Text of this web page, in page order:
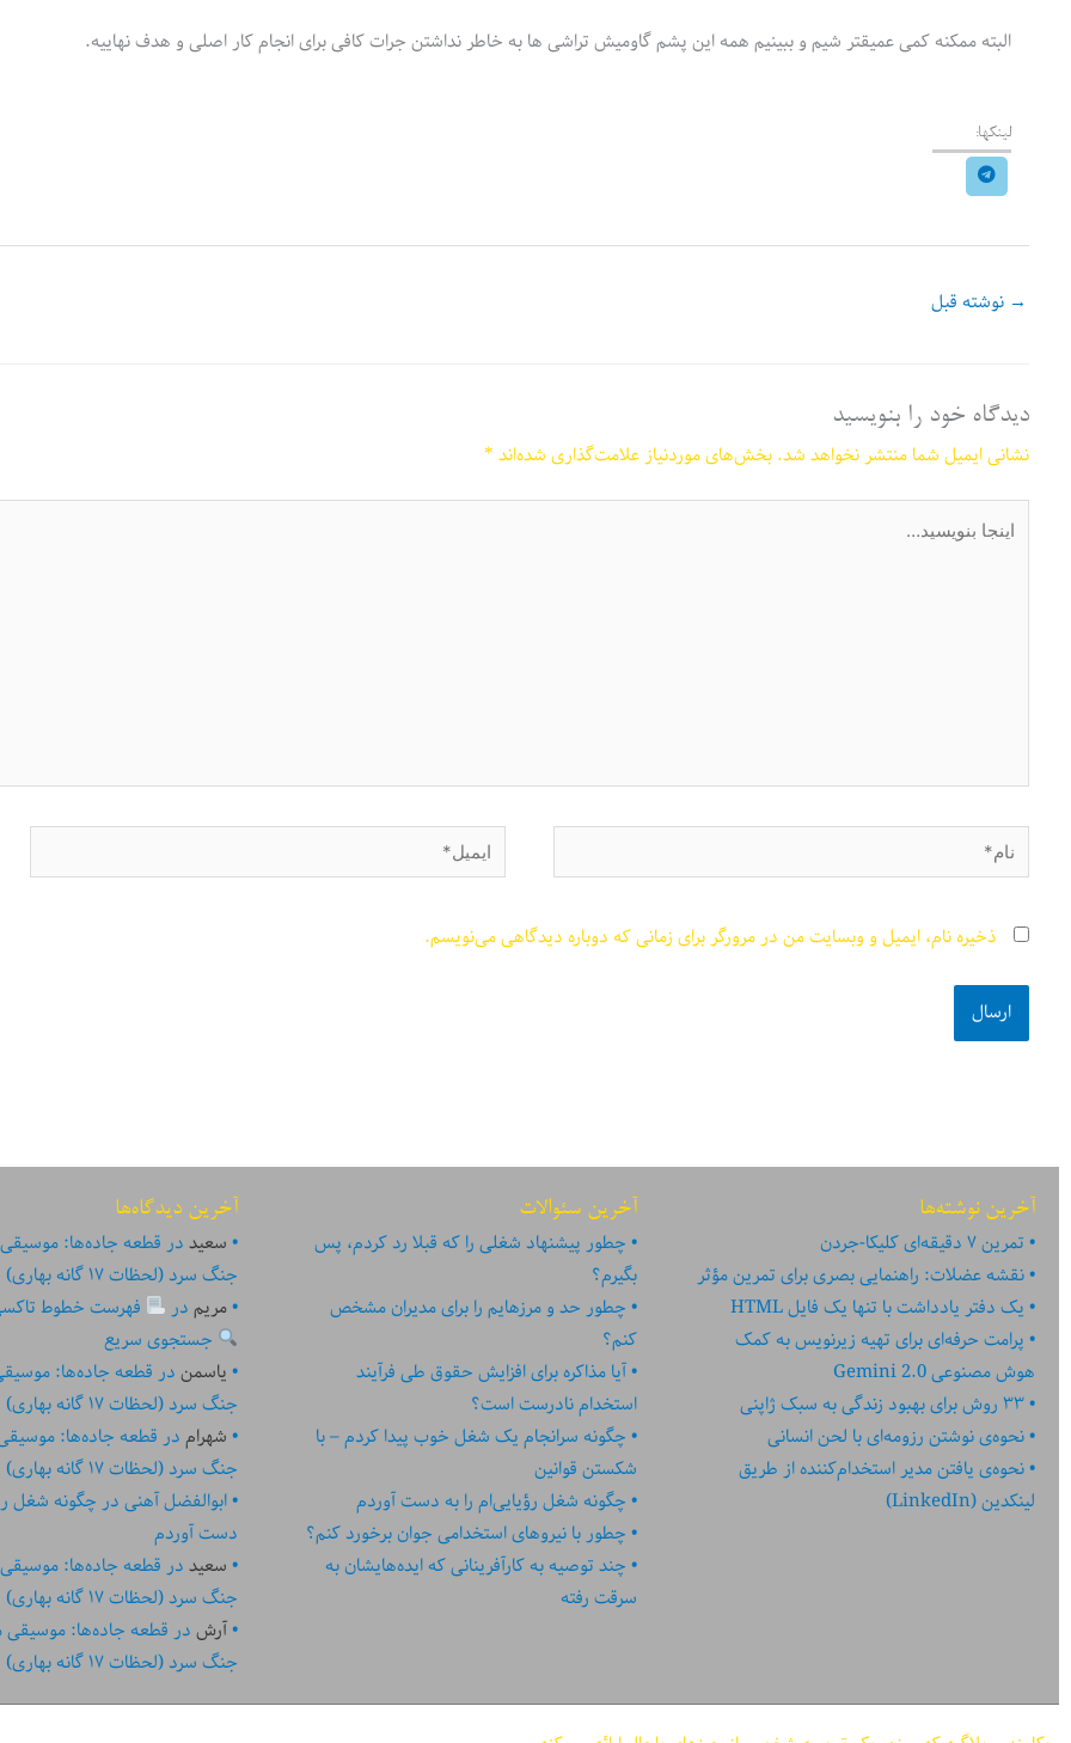
البته ممکنه کمی عمیقتر شیم و ببینیم همه این پشم گاومیش تراشی ها به خاطر نداشتن جرات کافی برای انجام کار اصلی و هدف نهاییه.
لینکها:
→ نوشته قبل
دیدگاه‌ خود را بنویسید
نشانی ایمیل شما منتشر نخواهد شد.بخش‌های موردنیاز علامت‌گذاری شده‌اند*
بنویسید…
نام* ایمیل*
ذخیره نام، ایمیل و وبسایت من در مرورگر برای زمانی که دوباره دیدگاهی می‌نویسم.
آخرین نوشته‌ها
تمرین ۷ دقیقه‌ای کلیکا-جردن
نقشه عضلات: راهنمایی بصری برای تمرین مؤثر
یک دفتر یادداشت با تنها یک فایل HTML
پرامت حرفه‌ای برای تهیه زیرنویس به کمک
هوش مصنوعی Gemini 2.0
۳۳ روش برای بهبود زندگی به سبک ژاپنی
نحوه‌ی نوشتن رزومه‌ای با لحن انسانی
نحوه‌ی یافتن مدیر استخدام‌کننده از طریق
لینکدین (LinkedIn)
آخرین سئوالات
چطور پیشنهاد شغلی را که قبلا رد کردم، پس
بگیرم؟
چطور حد و مرزهایم را برای مدیران مشخص
کنم؟
آیا مذاکره برای افزایش حقوق طی فرآیند
استخدام نادرست است؟
چگونه سرانجام یک شغل خوب پیدا کردم – با
شکستن قوانین
چگونه شغل رؤیایی‌ام را به دست آوردم
چطور با نیروهای استخدامی جوان برخورد کنم؟
چند توصیه به کارآفرینانی که ایده‏‏‌‏‏‌هایشان به
سرقت رفته
آخرین دیدگاه‌ها
سعیددرقطعه جاده‌ها:
جنگ سرد (لحظات ۱۷ گانه بهاری)
مریمدر
فهرست خطوط تاکسی
جستجوی سریع
یاسمندرقطعه جاده‌ها:
جنگ سرد (لحظات ۱۷ گانه بهاری)
شهرامدرقطعه جاده‌ها:
جنگ سرد (لحظات ۱۷ گانه بهاری)
ابوالفضل آهنیدرچگونه شغل
دست آوردم
سعیددرقطعه جاده‌ها:
جنگ سرد (لحظات ۱۷ گانه بهاری)
آرشدرقطعه جاده‌ها: موسیقی
جنگ سرد (لحظات ۱۷ گانه بهاری)